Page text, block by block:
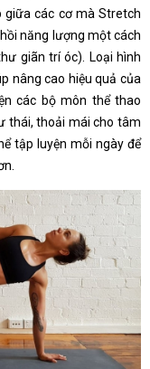
giữa các cơ mà Stretch
năng lượng một cách
giãn trí óc). Loại hình
nâng cao hiệu quả của
các bộ môn thể thao
thái, thoải mái cho tâm
tập luyện mỗi ngày để